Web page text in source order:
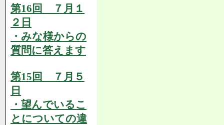
第16回 ７月１
２日
・みな様からの
質問に答えます
第15回 ７月５
日
・望んでいるこ
とについての違